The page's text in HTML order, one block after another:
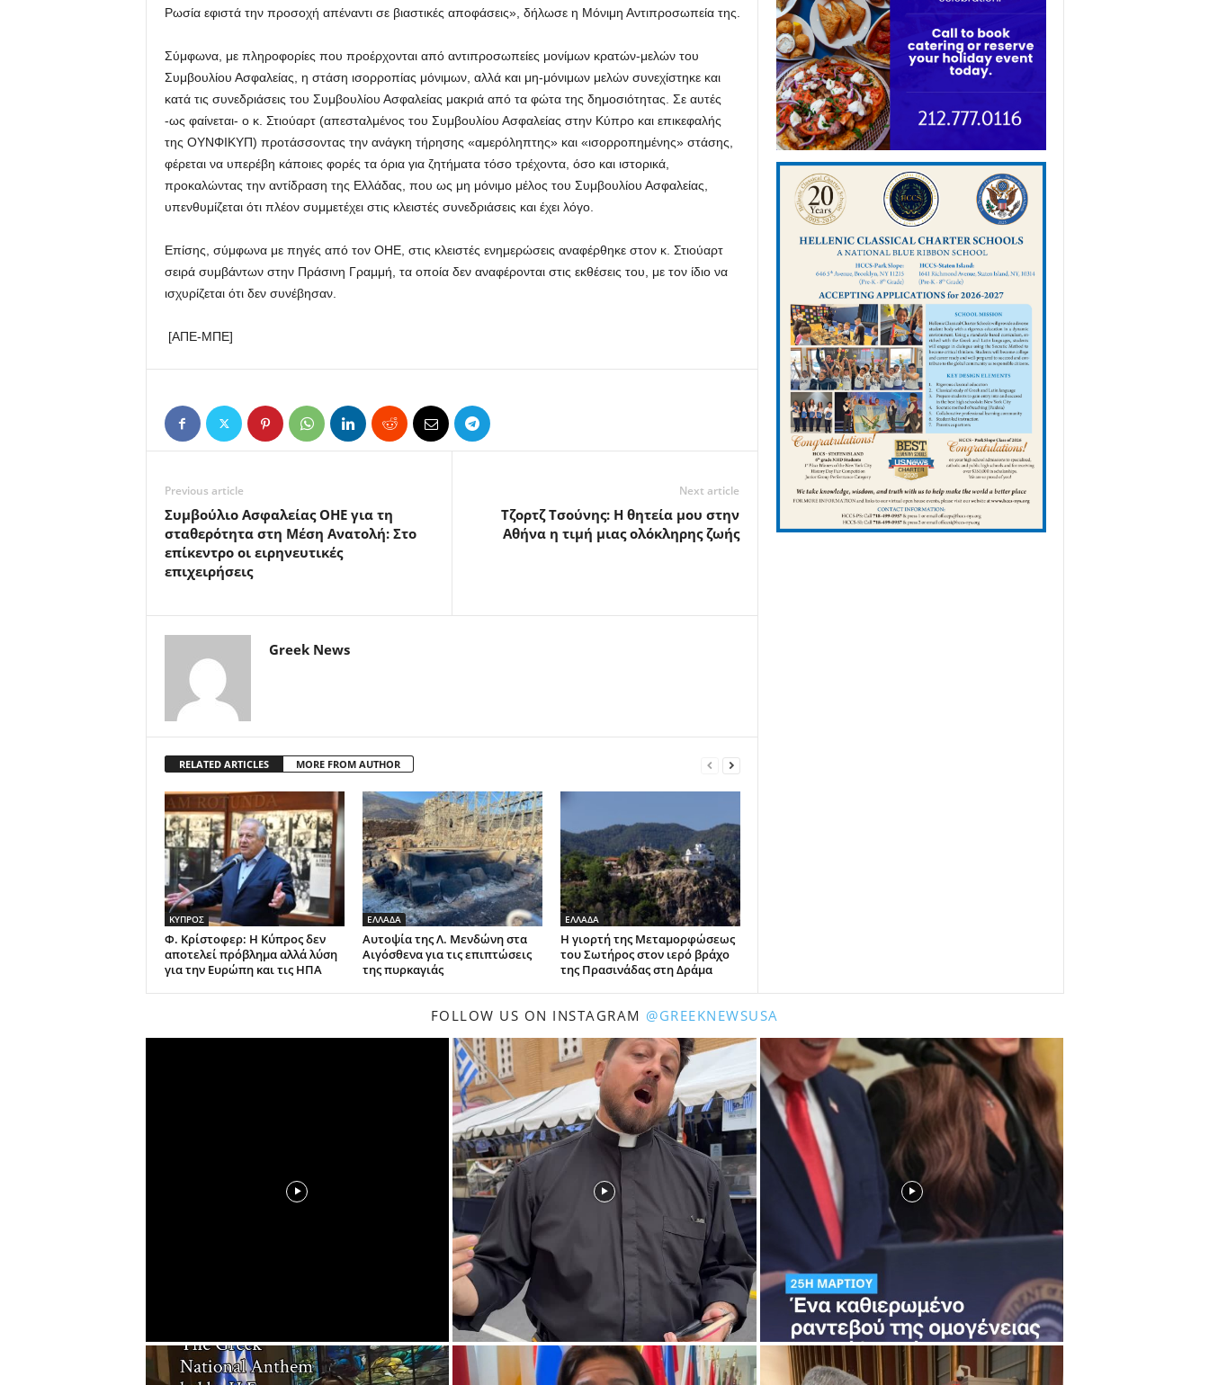
Ρωσία εφιστά την προσοχή απέναντι σε βιαστικές αποφάσεις», δήλωσε η Μόνιμη Αντιπροσωπεία της.
Σύμφωνα, με πληροφορίες που προέρχονται από αντιπροσωπείες μονίμων κρατών-μελών του
Συμβουλίου Ασφαλείας, η στάση ισορροπίας μόνιμων, αλλά και μη-μόνιμων μελών συνεχίστηκε και
κατά τις συνεδριάσεις του Συμβουλίου Ασφαλείας μακριά από τα φώτα της δημοσιότητας. Σε αυτές
-ως φαίνεται- ο κ. Στιούαρτ (απεσταλμένος του Συμβουλίου Ασφαλείας στην Κύπρο και επικεφαλής
της ΟΥΝΦΙΚΥΠ) προτάσσοντας την ανάγκη τήρησης «αμερόληπτης» και «ισορροπημένης» στάσης,
φέρεται να υπερέβη κάποιες φορές τα όρια για ζητήματα τόσο τρέχοντα, όσο και ιστορικά,
προκαλώντας την αντίδραση της Ελλάδας, που ως μη μόνιμο μέλος του Συμβουλίου Ασφαλείας,
υπενθυμίζεται ότι πλέον συμμετέχει στις κλειστές συνεδριάσεις και έχει λόγο.
Επίσης, σύμφωνα με πηγές από τον ΟΗΕ, στις κλειστές ενημερώσεις αναφέρθηκε στον κ. Στιούαρτ
σειρά συμβάντων στην Πράσινη Γραμμή, τα οποία δεν αναφέρονται στις εκθέσεις του, με τον ίδιο να
ισχυρίζεται ότι δεν συνέβησαν.
[ΑΠΕ-ΜΠΕ]
Previous article
Συμβούλιο Ασφαλείας ΟΗΕ για τη
σταθερότητα στη Μέση Ανατολή: Στο
επίκεντρο οι ειρηνευτικές
επιχειρήσεις
Next article
Τζορτζ Τσούνης: Η θητεία μου στην
Αθήνα η τιμή μιας ολόκληρης ζωής
Greek News
RELATED ARTICLES MORE FROM AUTHOR
ΚΥΠΡΟΣ
Φ. Κρίστοφερ: Η Κύπρος δεν
αποτελεί πρόβλημα αλλά λύση
για την Ευρώπη και τις ΗΠΑ
ΕΛΛΑΔΑ
Αυτοψία της Λ. Μενδώνη στα
Αιγόσθενα για τις επιπτώσεις
της πυρκαγιάς
ΕΛΛΑΔΑ
Η γιορτή της Μεταμορφώσεως
του Σωτήρος στον ιερό βράχο
της Πρασινάδας στη Δράμα
FOLLOW US ON INSTAGRAM @GREEKNEWSUSA